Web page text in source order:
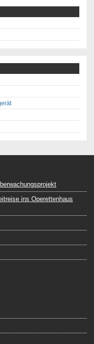
ins Operettenhaus